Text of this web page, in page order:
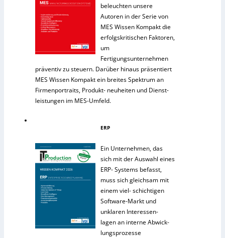
beleuchten unsere
Autoren in der Serie von
MES Wissen Kompakt die
erfolgskritischen Faktoren,
um
Fertigungsunternehmen
präventiv zu steuern. Darüber hinaus präsentiert
MES Wissen Kompakt ein breites Spektrum an
Firmenportraits, Produkt- neuheiten und Dienst-
leistungen im MES-Umfeld.
ERP
Ein Unternehmen, das
sich mit der Auswahl eines
ERP- Systems befasst,
muss sich gleichsam mit
einem viel- schichtigen
Software-Markt und
unklaren Interessen-
lagen an interne Abwick-
lungsprozesse